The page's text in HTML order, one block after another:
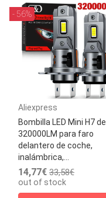
- 56%
Aliexpress
Bombilla LED Mini H7 de
320000LM para faro
delantero de coche,
inalámbrica,...
14,77€ 33,58€
out of stock